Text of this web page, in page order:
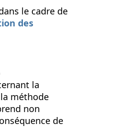
le cadre de
des
la
méthode
non
de